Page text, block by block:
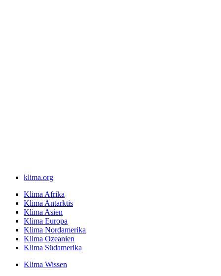
klima.org
Klima Afrika
Klima Antarktis
Klima Asien
Klima Europa
Klima Nordamerika
Klima Ozeanien
Klima Südamerika
Klima Wissen